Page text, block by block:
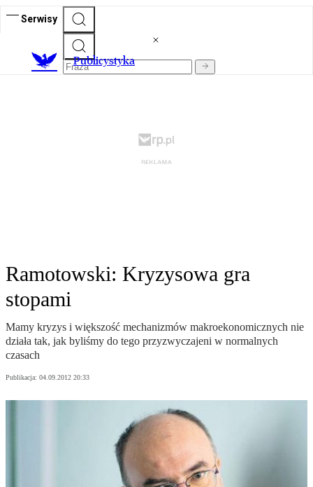
Serwisy
Publicystyka
Ramotowski: Kryzysowa gra
stopami
Mamy kryzys i większość mechanizmów makroekonomicznych nie
działa tak, jak byliśmy do tego przyzwyczajeni w normalnych
czasach
Publikacja: 04.09.2012 20:33